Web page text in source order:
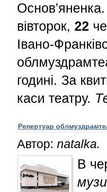
вівторок, 22
Івано-
годині. За
каси театру.
Репертуар
Автор: natalka.
В